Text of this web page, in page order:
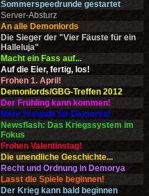
Sommerspeedrunde gestartet
Server-Absturz
An alle Demonlords
Die Sieger der "Vier Fäuste für ein
Halleluja"
Macht ein Fass auf...
Auf die Eier, fertig, los!
Frohen 1. April!
Demonlords/GBG-Treffen 2012
Der Frühling kann kommen!
Mehr Freunde für Demorya!
Newsflash: Das Kriegssystem im
Fokus
Frohen Valentinstag!
Die unendliche Geschichte...
Recht und Ordnung in Demorya
Lasst die Spiele beginnen!
Der Krieg kann bald beginnen